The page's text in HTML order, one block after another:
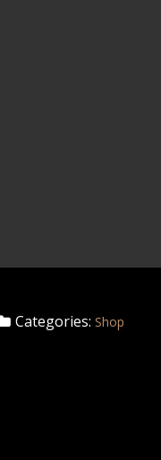
Categories: Shop